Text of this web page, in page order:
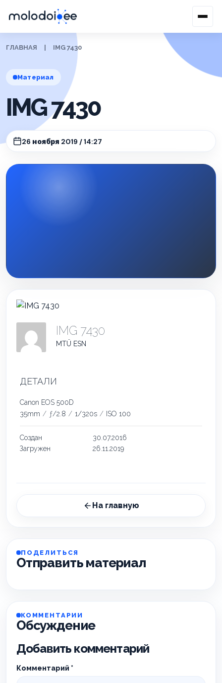
ГЛАВНАЯ IMG 7430
Материал
IMG 7430
26 ноября 2019 / 14:27
IMG 7430
MTÜ ESN
ДЕТАЛИ
Canon EOS 500D
35mm / ƒ/2.8 / 1/320s / ISO 100
Создан
30.07.2016
Загружен
26.11.2019
На главную
ПОДЕЛИТЬСЯ
Отправить материал
КОММЕНТАРИИ
Обсуждение
Добавить комментарий
Комментарий *